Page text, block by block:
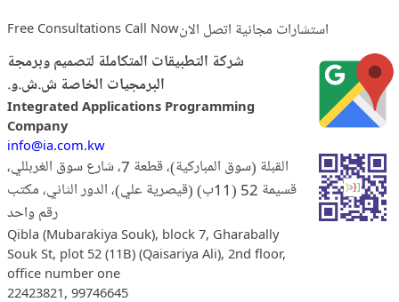
Free Consultations Call Nowاستشارات مجانية اتصل الان
شركة التطبيقات المتكاملة لتصميم وبرمجة
البرمجيات الخاصة ش.ش.و.
Integrated Applications Programming
Company
info@ia.com.kw
القبلة (سوق المباركية)، قطعة 7، شارع سوق الغربللي،
قسيمة 52 (11ب) (قيصرية علي)، الدور الثاني، مكتب
رقم واحد
Qibla (Mubarakiya Souk), block 7, Gharabally
Souk St, plot 52 (11B) (Qaisariya Ali), 2nd floor,
office number one
22423821, 99746645